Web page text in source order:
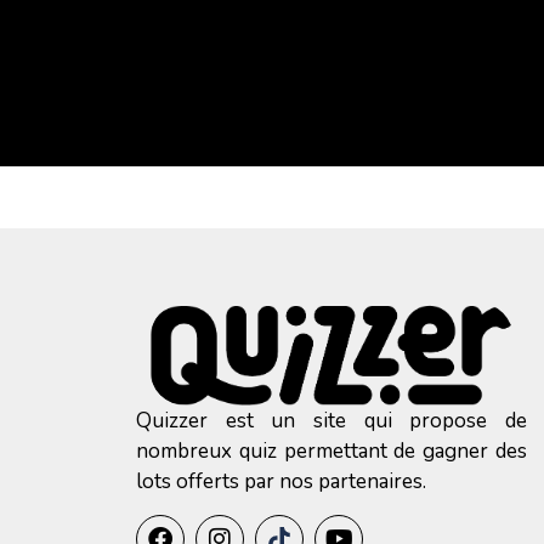
Quizzer est un site qui propose de
nombreux quiz permettant de gagner des
lots offerts par nos partenaires.